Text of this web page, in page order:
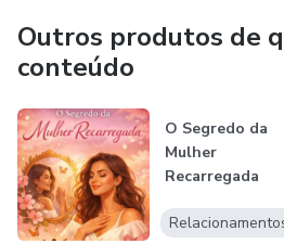
Outros produtos de
conteúdo
O Segredo da
Mulher
Recarregada